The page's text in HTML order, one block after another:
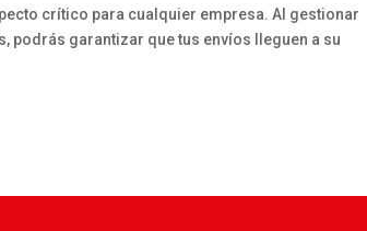
crítico para cualquier empresa. Al gestionar
podrás garantizar que tus envíos lleguen a su